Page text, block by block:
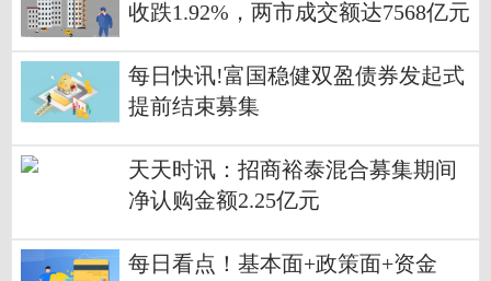
收跌1.92%，两市成交额达7568亿元
每日快讯!富国稳健双盈债券发起式
提前结束募集
天天时讯：招商裕泰混合募集期间
净认购金额2.25亿元
每日看点！基本面+政策面+资金